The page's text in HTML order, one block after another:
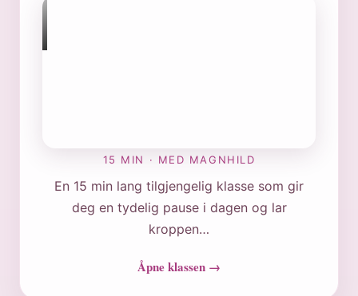
15 MIN · MED MAGNHILD
En 15 min lang tilgjengelig klasse som gir
deg en tydelig pause i dagen og lar
kroppen…
Åpne klassen →